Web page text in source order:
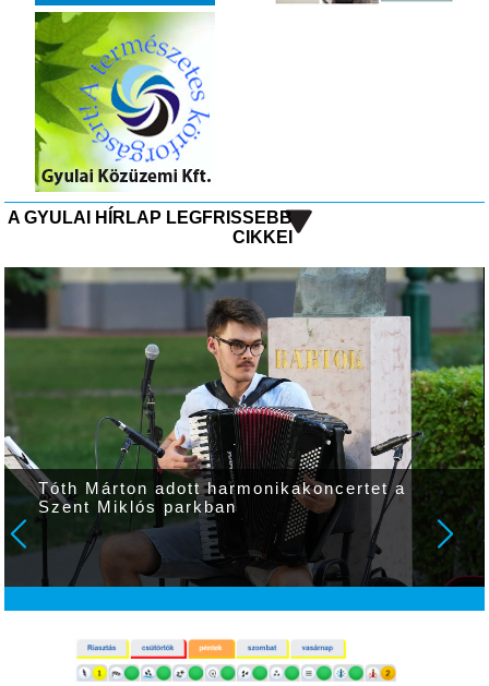
A GYULAI HÍRLAP LEGFRISSEBB
CIKKEI
Tóth Márton adott harmonikakoncertet a
Szent Miklós parkban